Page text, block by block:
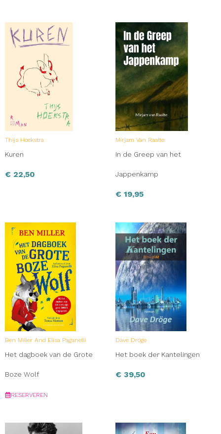
Thijs Hoekstra
Kuren
€ 22,50
Mirjam Van Raalte
In de Greep van het
Jappenkamp
€ 19,95
Ben Miller And Elisa Paganelli
Het dagboek van de Grote
Boze Wolf
RESERVEREN
Dave Dröge
Het boek der Kantelingen
€ 39,50